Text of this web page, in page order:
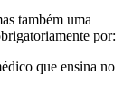
também uma
por:
que ensina no